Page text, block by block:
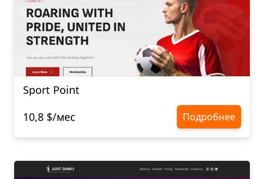
Sport Point
10,8 $/мес
Подробнее